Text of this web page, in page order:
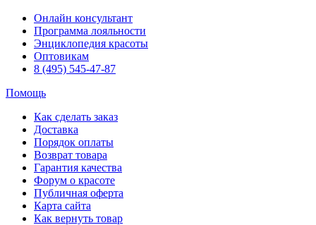
Онлайн консультант
Программа лояльности
Энциклопедия красоты
Оптовикам
8 (495) 545-47-87
Помощь
Как сделать заказ
Доставка
Порядок оплаты
Возврат товара
Гарантия качества
Форум о красоте
Публичная оферта
Карта сайта
Как вернуть товар